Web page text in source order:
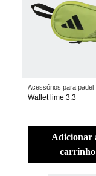
Acessórios para padel
Wallet lime 3.3
adicionar ao
carrinho